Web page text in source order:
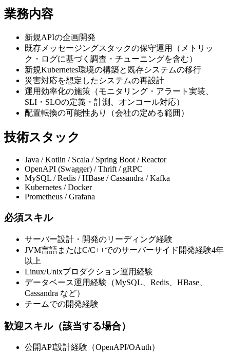
業務内容
新規APIの企画開発
既存メッセージングスタックの保守運用（メトリッ
ク・ログに基づく調査・チューニングを含む）
新規Kubernetes環境の構築と既存システムの移行
災害対応を想定したシステムの再設計
運用効率化の施策（モニタリング・アラート実装、
SLI・SLOの定義・計測、オンコール対応）
配置転換の可能性あり（会社の定める範囲）
技術スタック
Java / Kotlin / Scala / Spring Boot / Reactor
OpenAPI (Swagger) / Thrift / gRPC
MySQL / Redis / HBase / Cassandra / Kafka
Kubernetes / Docker
Prometheus / Grafana
必須スキル
サーバー設計・開発のリーディング経験
JVM言語またはC/C++でのサーバーサイド開発経験4年
以上
Linux/Unixプロダクション運用経験
データベース運用経験（MySQL、Redis、HBase、
Cassandra など）
チームでの開発経験
歓迎スキル（該当する場合）
公開API設計経験（OpenAPI/OAuth）